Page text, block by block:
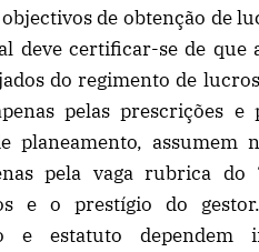
de obtenção de
deve certificar-se de
do regimento de
pelas prescrições
planeamento, assumem
pela vaga rubrica do
e o prestígio do
e estatuto dependem